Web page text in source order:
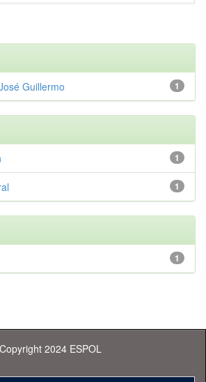
1
Guillermo
1
1
1
Copyright 2024 ESPOL